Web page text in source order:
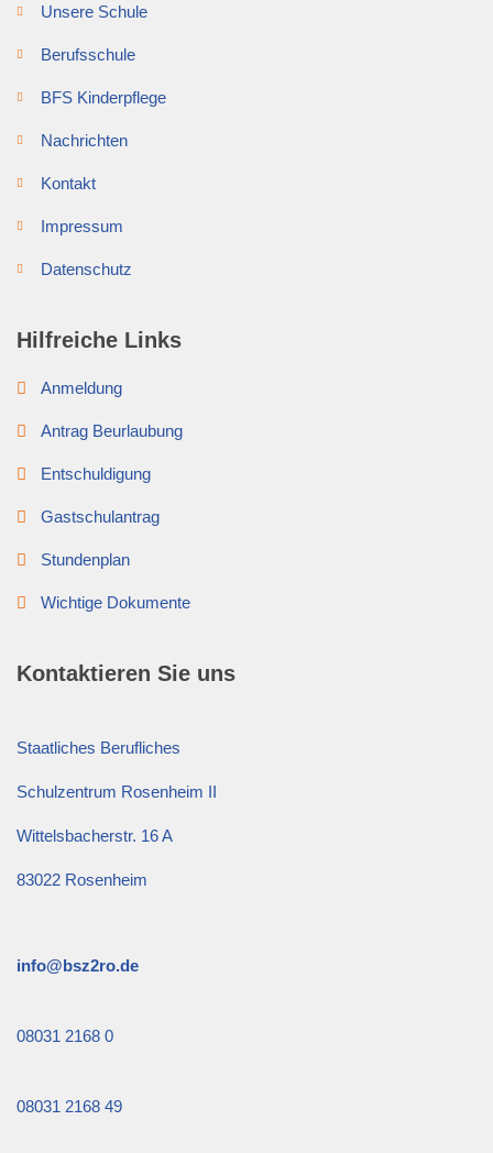
Unsere Schule
Berufsschule
BFS Kinderpflege
Nachrichten
Kontakt
Impressum
Datenschutz
Hilfreiche Links
Anmeldung
Antrag Beurlaubung
Entschuldigung
Gastschulantrag
Stundenplan
Wichtige Dokumente
Kontaktieren Sie uns
Staatliches Berufliches
Schulzentrum Rosenheim II
Wittelsbacherstr. 16 A
83022 Rosenheim
info@bsz2ro.de
08031 2168 0
08031 2168 49